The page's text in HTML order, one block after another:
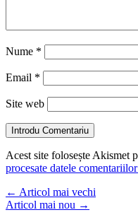
Nume *
Email *
Site web
Introdu Comentariu
Acest site folosește Akismet
procesate datele
← Articol mai vechi
Articol mai nou →